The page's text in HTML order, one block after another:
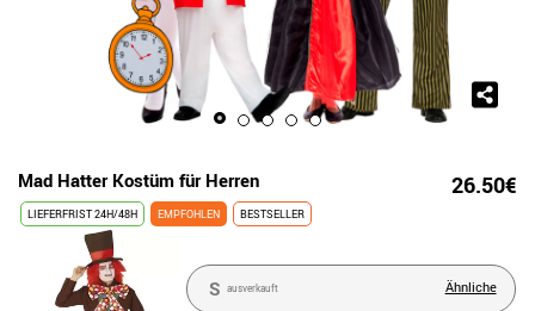
Mad Hatter Kostüm für Herren 26.50€
LIEFERFRIST 24H/48H EMPFOHLEN BESTSELLER
S ausverkauft Ähnliche